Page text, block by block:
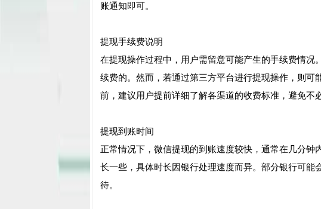
账通知即可。
提现手续费说明
在提现操作过程中，用户需留意可能产生的手续费情
续费的。然而，若通过第三方平台进行提现操作，则
前，建议用户提前详细了解各渠道的收费标准，避免不
提现到账时间
正常情况下，微信提现的到账速度较快，通常在几分
长一些，具体时长因银行处理速度而异。部分银行可
待。